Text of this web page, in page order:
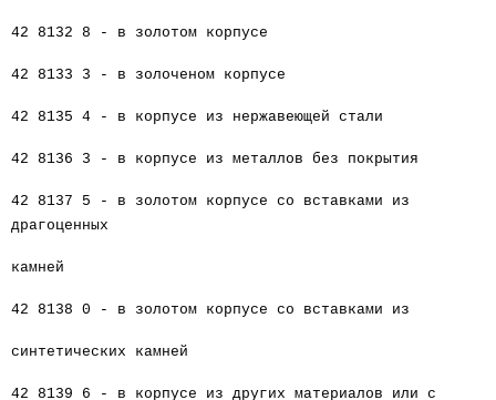
42 8132 8 - в золотом корпусе
42 8133 3 - в золоченом корпусе
42 8135 4 - в корпусе из нержавеющей стали
42 8136 3 - в корпусе из металлов без покрытия
42 8137 5 - в золотом корпусе со вставками из
драгоценных
камней
42 8138 0 - в золотом корпусе со вставками из
синтетических камней
42 8139 6 - в корпусе из других материалов или с